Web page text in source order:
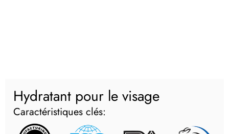
Hydratant pour le visage
Caractéristiques clés: